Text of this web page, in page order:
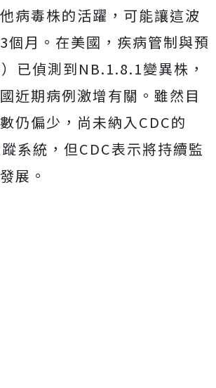
病毒株的活躍，可能讓這波
個月。在美國，疾病管制與預
已偵測到NB.1.8.1變異株，
近期病例激增有關。雖然目
仍偏少，尚未納入CDC的
系統，但CDC表示將持續監
展。